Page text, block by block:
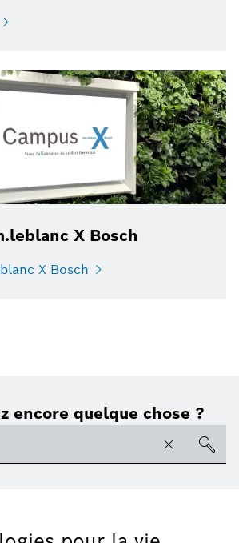
X Bosch
X Bosch
encore quelque chose ?